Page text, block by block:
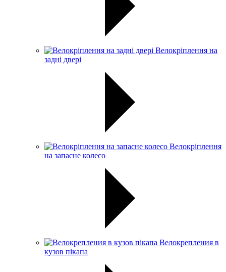
Велокріплення на
задні двері
Велокріплення
на запасне колесо
Велокрепления в
кузов пікапа